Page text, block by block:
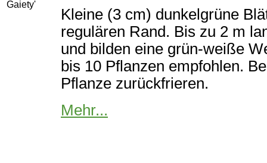
Kleine (3 cm) dunkelgrüne
regulären Rand. Bis zu 2 m
und bilden eine grün-weiße
bis 10 Pflanzen empfohlen.
Pflanze zurückfrieren.
Mehr...